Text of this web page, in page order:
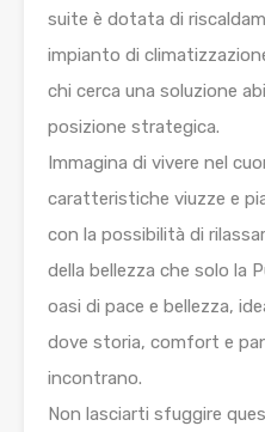
suite è dotata di
impianto di
chi cerca una soluzione
posizione strategica.
Immagina di vivere nel
caratteristiche viuzze e
con la possibilità di
della bellezza che solo la
oasi di pace e bellezza,
dove storia, comfort e
incontrano.
Non lasciarti sfuggire